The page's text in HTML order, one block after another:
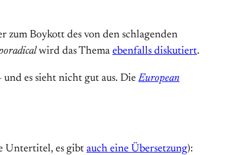
zum Boykott des von den schlagenden
wird das Thema ebenfalls diskutiert.
es sieht nicht gut aus. DieEuropean
Untertitel, es gibt auch eine Übersetzung):